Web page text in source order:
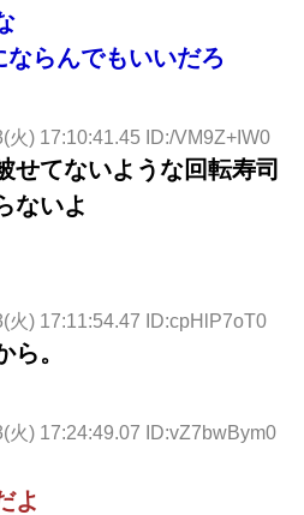
らんでもいいだろ
火) 17:10:41.45 ID:/VM9Z+IW0
せてないような回転寿司
ないよ
火) 17:11:54.47 ID:cpHlP7oT0
。
火) 17:24:49.07 ID:vZ7bwBym0
よ